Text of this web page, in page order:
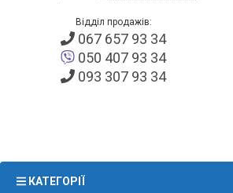
Відділ продажів:
067 657 93 34
050 407 93 34
093 307 93 34
КАТЕГОРІЇ